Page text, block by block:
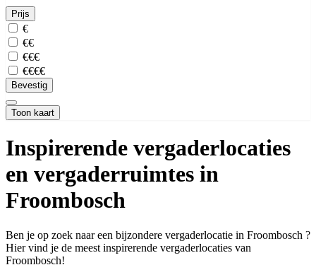
Prijs
€
€€
€€€
€€€€
Bevestig
Toon kaart
Inspirerende vergaderlocaties
en vergaderruimtes in
Froombosch
Ben je op zoek naar een bijzondere vergaderlocatie in Froombosch ?
Hier vind je de meest inspirerende vergaderlocaties van
Froombosch!